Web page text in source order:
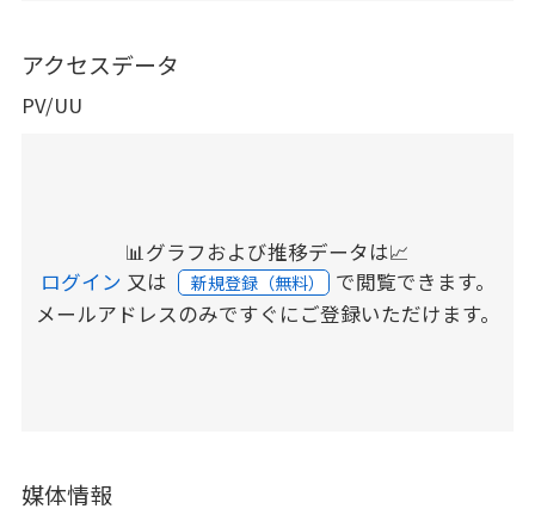
アクセスデータ
PV/UU
📊グラフおよび推移データは📈
ログイン 又は 新規登録（無料） で閲覧できます。
メールアドレスのみですぐにご登録いただけます。
媒体情報